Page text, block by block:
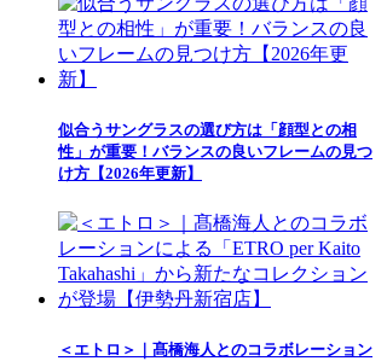
似合うサングラスの選び方は「顔型との相
性」が重要！バランスの良いフレームの見つ
け方【2026年更新】
＜エトロ＞｜髙橋海人とのコラボレーション